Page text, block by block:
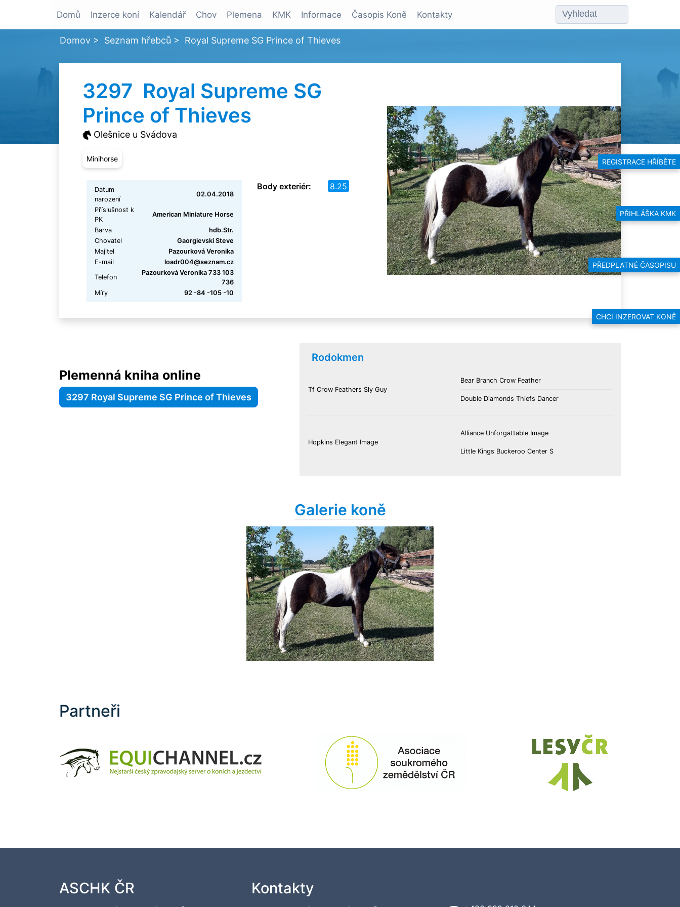
REGISTRACE HŘÍBĚTE
PŘIHLÁŠKA KMK
PŘEDPLATNÉ ČASOPISU
CHCI INZEROVAT KONĚ
Domů Inzerce koní Kalendář Chov Plemena KMK Informace Časopis Koně Kontakty
Domov > Seznam hřebců > Royal Supreme SG Prince of Thieves
3297 Royal Supreme SG
Prince of Thieves
Olešnice u Svádova
Minihorse
Datum
narození
02.04.2018
Příslušnost k
PK
American Miniature Horse
Barva
hdb.Str.
Chovatel
Gaorgievski Steve
Majitel
Pazourková Veronika
E-mail
loadr004@seznam.cz
Telefon
Pazourková Veronika 733 103
736
Míry
92 -84 -105 -10
Body exteriér: 8.25
Plemenná kniha online
3297 Royal Supreme SG Prince of Thieves
Rodokmen
Tf Crow Feathers Sly Guy
Bear Branch Crow Feather
Double Diamonds Thiefs Dancer
Hopkins Elegant Image
Alliance Unforgattable Image
Little Kings Buckeroo Center S
Galerie koně
Partneři
ASCHK ČR Kontakty